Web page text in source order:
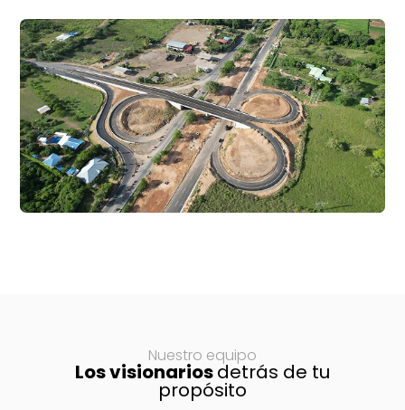
Nuestro equipo
Los visionariosdetrás de tu
propósito